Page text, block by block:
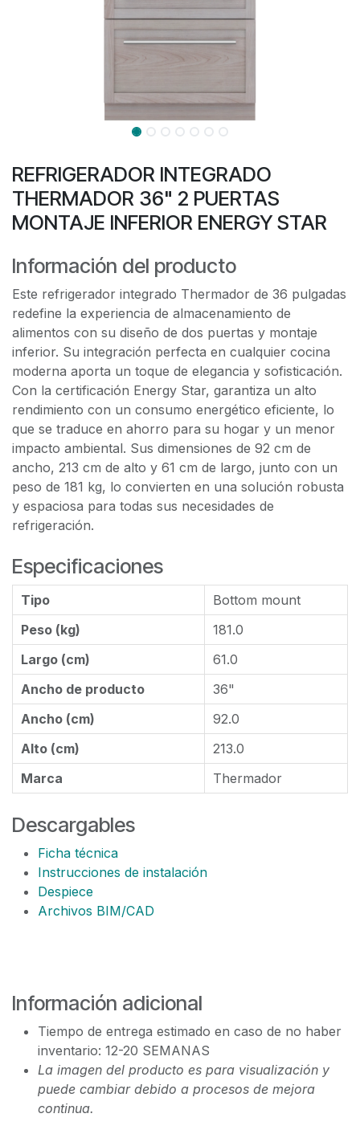
REFRIGERADOR INTEGRADO
THERMADOR 36" 2 PUERTAS
MONTAJE INFERIOR ENERGY STAR
Información del producto
Este refrigerador integrado Thermador de 36 pulgadas
redefine la experiencia de almacenamiento de
alimentos con su diseño de dos puertas y montaje
inferior. Su integración perfecta en cualquier cocina
moderna aporta un toque de elegancia y sofisticación.
Con la certificación Energy Star, garantiza un alto
rendimiento con un consumo energético eficiente, lo
que se traduce en ahorro para su hogar y un menor
impacto ambiental. Sus dimensiones de 92 cm de
ancho, 213 cm de alto y 61 cm de largo, junto con un
peso de 181 kg, lo convierten en una solución robusta
y espaciosa para todas sus necesidades de
refrigeración.
Especificaciones
Tipo
Bottom mount
Peso (kg)
181.0
Largo (cm)
61.0
Ancho de producto
36"
Ancho (cm)
92.0
Alto (cm)
213.0
Marca
Thermador
Descargables
Ficha técnica
Instrucciones de instalación
Despiece
Archivos BIM/CAD
Información adicional
Tiempo de entrega estimado en caso de no haber
inventario: 12-20 SEMANAS
La imagen del producto es para visualización y
puede cambiar debido a procesos de mejora
continua.